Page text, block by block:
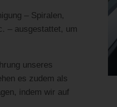
– Spiralen,
– ausgestattet, um
unseres
es zudem als
indem wir auf